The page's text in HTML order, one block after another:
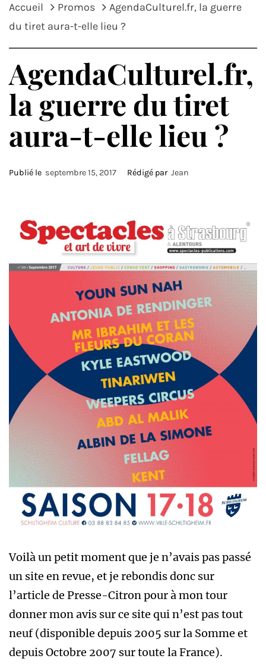
Accueil Promos
AgendaCulturel.fr, la guerre
du tiret aura-t-elle lieu ?
AgendaCulturel.fr,
la guerre du tiret
aura-t-elle lieu ?
Publié le septembre 15, 2017 Rédigé par Jean
Voilà un petit moment que je n’avais pas passé
un site en revue, et je rebondis donc sur
l’article de Presse-Citron pour à mon tour
donner mon avis sur ce site qui n’est pas tout
neuf (disponible depuis 2005 sur la Somme et
depuis Octobre 2007 sur toute la France).